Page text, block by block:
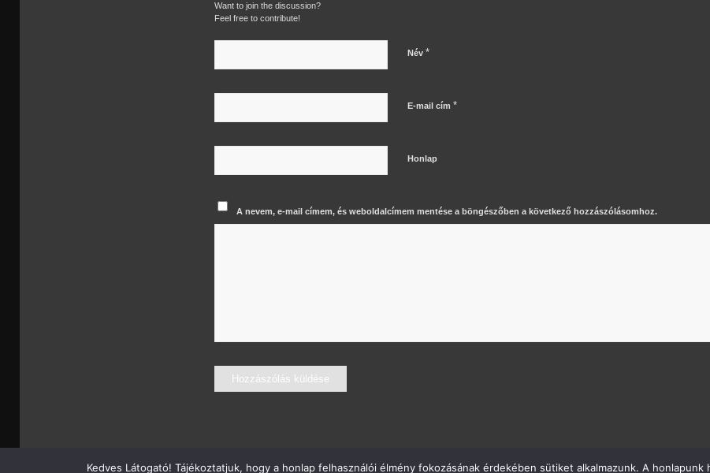
Want to join the discussion?
Feel free to contribute!
Név *
E-mail cím *
Honlap
A nevem, e-mail címem, és weboldalcímem mentése a böngészőben a következő hozzászólásomhoz.
Kedves Látogató! Tájékoztatjuk, hogy a honlap felhasználói élmény fokozásának érdekében sütiket alkalmazunk. A